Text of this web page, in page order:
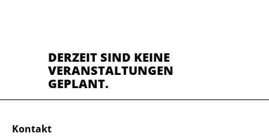
DERZEIT SIND KEINE
VERANSTALTUNGEN
GEPLANT.
Kontakt